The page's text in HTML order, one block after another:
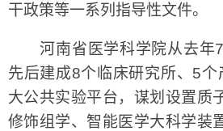
干政策等一系列指导性文件。
河南省医学科学院从去年7
先后建成8个临床研究所、5
大公共实验平台，谋划设置质
修饰组学、智能医学大科学装